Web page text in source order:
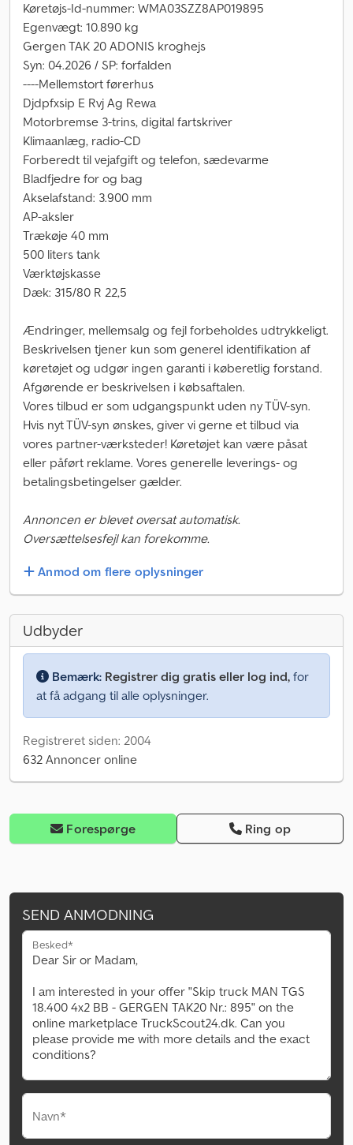
Køretøjs-Id-nummer: WMA03SZZ8AP019895
Egenvægt: 10.890 kg
Gergen TAK 20 ADONIS kroghejs
Syn: 04.2026 / SP: forfalden
----Mellemstort førerhus
Djdpfxsip E Rvj Ag Rewa
Motorbremse 3-trins, digital fartskriver
Klimaanlæg, radio-CD
Forberedt til vejafgift og telefon, sædevarme
Bladfjedre for og bag
Akselafstand: 3.900 mm
AP-aksler
Trækøje 40 mm
500 liters tank
Værktøjskasse
Dæk: 315/80 R 22,5
Ændringer, mellemsalg og fejl forbeholdes udtrykkeligt.
Beskrivelsen tjener kun som generel identifikation af
køretøjet og udgør ingen garanti i køberetlig forstand.
Afgørende er beskrivelsen i købsaftalen.
Vores tilbud er som udgangspunkt uden ny TÜV-syn.
Hvis nyt TÜV-syn ønskes, giver vi gerne et tilbud via
vores partner-værksteder! Køretøjet kan være påsat
eller påført reklame. Vores generelle leverings- og
betalingsbetingelser gælder.
Annoncen er blevet oversat automatisk.
Oversættelsesfejl kan forekomme.
Anmod om flere oplysninger
Udbyder
Bemærk: Registrer dig gratis eller log ind, for
at få adgang til alle oplysninger.
Registreret siden: 2004
632 Annoncer online
Forespørge Ring op
SEND ANMODNING
Besked*
Navn*